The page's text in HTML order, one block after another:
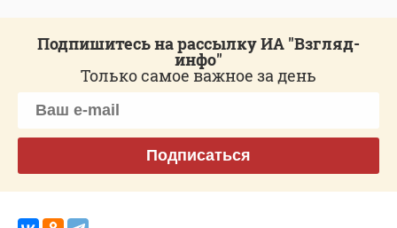
Подпишитесь на рассылку ИА "Взгляд-
инфо"
Только самое важное за день
Подписаться